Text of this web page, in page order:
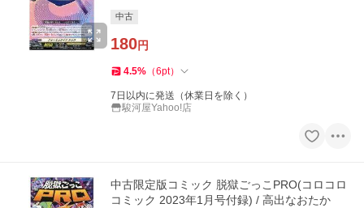
中古
180円
4.5% （6pt）
7日以内に発送（休業日を除く）
駿河屋Yahoo!店
中古限定版コミック 脱獄ごっこPRO(コロコロ
コミック 2023年1月号付録) / 高出なおたか